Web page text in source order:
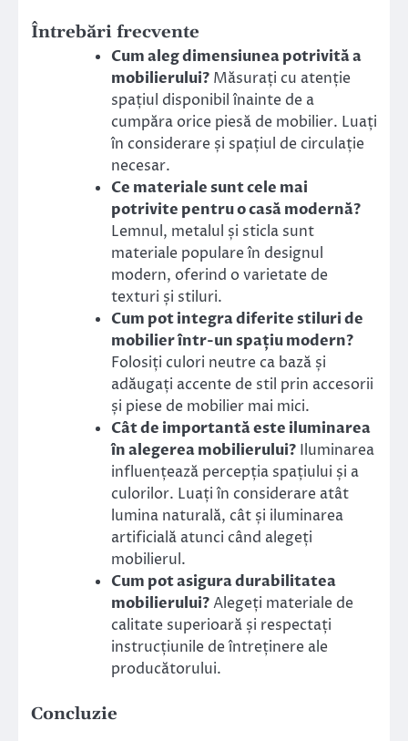
Întrebări frecvente
Cum aleg dimensiunea potrivită a
mobilierului? Măsurați cu atenție
spațiul disponibil înainte de a
cumpăra orice piesă de mobilier. Luați
în considerare și spațiul de circulație
necesar.
Ce materiale sunt cele mai
potrivite pentru o casă modernă?
Lemnul, metalul și sticla sunt
materiale populare în designul
modern, oferind o varietate de
texturi și stiluri.
Cum pot integra diferite stiluri de
mobilier într-un spațiu modern?
Folosiți culori neutre ca bază și
adăugați accente de stil prin accesorii
și piese de mobilier mai mici.
Cât de importantă este iluminarea
în alegerea mobilierului? Iluminarea
influențează percepția spațiului și a
culorilor. Luați în considerare atât
lumina naturală, cât și iluminarea
artificială atunci când alegeți
mobilierul.
Cum pot asigura durabilitatea
mobilierului?Alegeți materiale de
calitate superioară și respectați
instrucțiunile de întreținere ale
producătorului.
Concluzie